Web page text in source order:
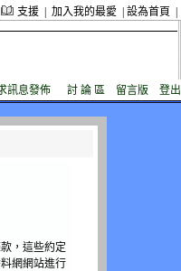
支援 加入我的最愛 設為首頁
訊息發佈 討 論 區 留言版 登出
，這些約定
網網站進行